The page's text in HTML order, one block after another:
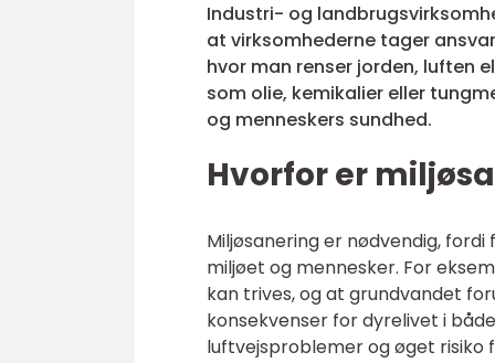
Industri- og
at virksomhederne tager
hvor man renser jorden, luften
som olie, kemikalier eller
og menneskers sundhed.
Hvorfor er
Miljøsanering er nødvendig,
miljøet og mennesker. For
kan trives, og at grundvandet
konsekvenser for dyrelivet i
luftvejsproblemer og øget